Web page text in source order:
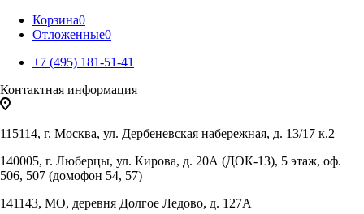
Корзина0
Отложенные0
+7 (495) 181-51-41
Контактная информация
115114, г. Москва, ул. Дербеневская набережная, д. 13/17 к.2
140005, г. Люберцы, ул. Кирова, д. 20А (ДОК-13), 5 этаж, оф.
506, 507 (домофон 54, 57)
141143, МО, деревня Долгое Ледово, д. 127А